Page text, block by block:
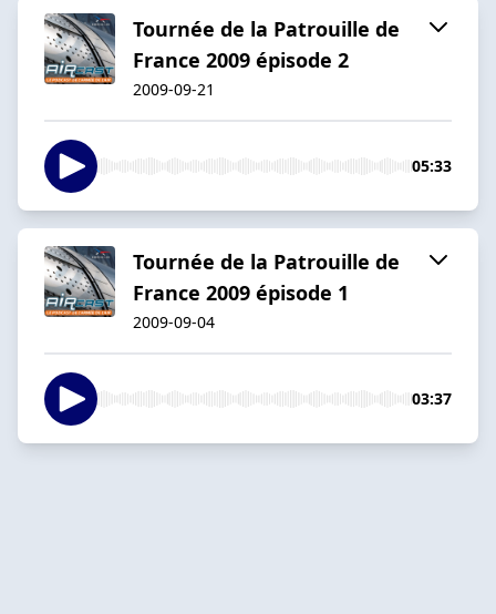
Tournée de la Patrouille de
France 2009 épisode 2
2009-09-21
05:33
Tournée de la Patrouille de
France 2009 épisode 1
2009-09-04
03:37